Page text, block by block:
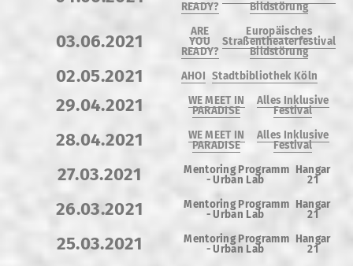
READY? Bildstörung
03.06.2021 ARE
YOU
READY?
Europäisches
Straßentheaterfestival
Bildstörung
02.05.2021 AHOI Stadtbibliothek Köln
29.04.2021 WE MEET IN
PARADISE
Alles Inklusive
Festival
28.04.2021 WE MEET IN
PARADISE
Alles Inklusive
Festival
27.03.2021 Mentoring Programm
-Urban Lab
Hangar
21
26.03.2021 Mentoring Programm
-Urban Lab
Hangar
21
25.03.2021 Mentoring Programm
-Urban Lab
Hangar
21